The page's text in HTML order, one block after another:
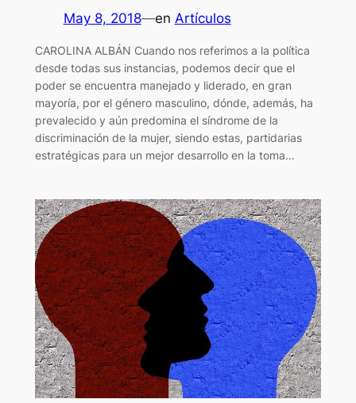
May 8, 2018—en Artículos
CAROLINA ALBÁN Cuando nos referimos a la política
desde todas sus instancias, podemos decir que el
poder se encuentra manejado y liderado, en gran
mayoría, por el género masculino, dónde, además, ha
prevalecido y aún predomina el síndrome de la
discriminación de la mujer, siendo estas, partidarias
estratégicas para un mejor desarrollo en la toma…